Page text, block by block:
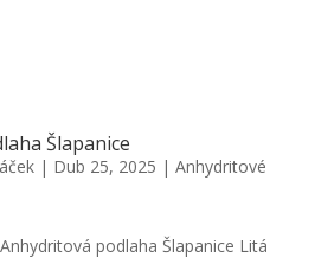
Šlapanice
| Dub 25, 2025 | Anhydritové
podlaha Šlapanice Litá